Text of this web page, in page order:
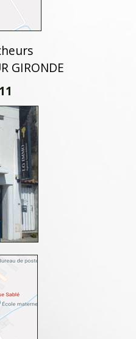
GIRONDE